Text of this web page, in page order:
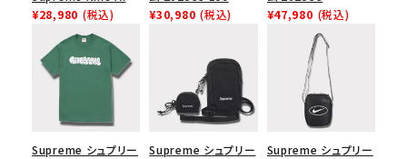
Force 1 Low シュプ
リーム ナイキエアフォ
ース１スニーカー シ
ューズ ホワイト
¥28,980 (税込)
Angeles Fire Relief
スロゴTシャツ ホワ
¥30,980 (税込)
Backpack バックパッ
ク ブラック 黒
¥47,980 (税込)
Supreme シュプリー
Supreme シュプリー
Supreme シュプリー